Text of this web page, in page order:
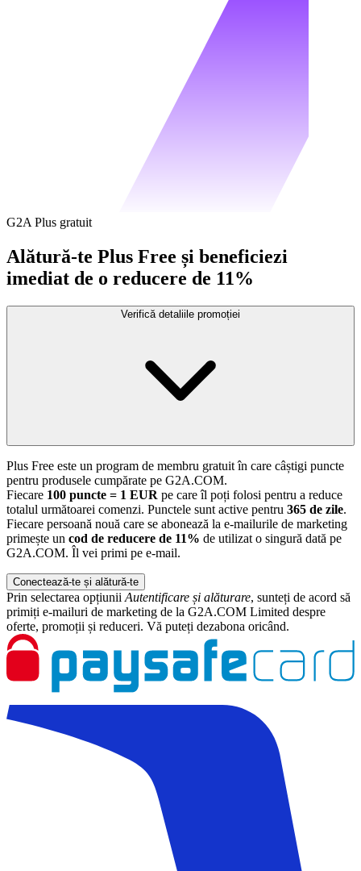
G2A Plus gratuit
Alătură-te Plus Free și beneficiezi
imediat de o reducere de 11%
Verifică detaliile promoției
Plus Free este un program de membru gratuit în care câștigi puncte
pentru produsele cumpărate pe G2A.COM.
Fiecare 100 puncte = 1 EUR pe care îl poți folosi pentru a reduce
totalul următoarei comenzi. Punctele sunt active pentru 365 de zile.
Fiecare persoană nouă care se abonează la e-mailurile de marketing
primește un cod de reducere de 11% de utilizat o singură dată pe
G2A.COM. Îl vei primi pe e-mail.
Conectează-te și alătură-te
Prin selectarea opțiunii Autentificare și alăturare, sunteți de acord să
primiți e-mailuri de marketing de la G2A.COM Limited despre
oferte, promoții și reduceri. Vă puteți dezabona oricând.